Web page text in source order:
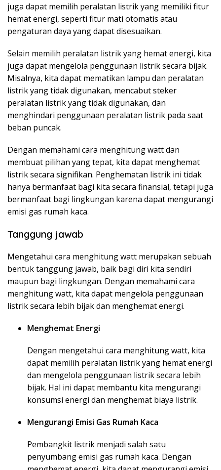
juga dapat memilih peralatan listrik yang memiliki fitur
hemat energi, seperti fitur mati otomatis atau
pengaturan daya yang dapat disesuaikan.
Selain memilih peralatan listrik yang hemat energi, kita
juga dapat mengelola penggunaan listrik secara bijak.
Misalnya, kita dapat mematikan lampu dan peralatan
listrik yang tidak digunakan, mencabut steker
peralatan listrik yang tidak digunakan, dan
menghindari penggunaan peralatan listrik pada saat
beban puncak.
Dengan memahami cara menghitung watt dan
membuat pilihan yang tepat, kita dapat menghemat
listrik secara signifikan. Penghematan listrik ini tidak
hanya bermanfaat bagi kita secara finansial, tetapi juga
bermanfaat bagi lingkungan karena dapat mengurangi
emisi gas rumah kaca.
Tanggung jawab
Mengetahui cara menghitung watt merupakan sebuah
bentuk tanggung jawab, baik bagi diri kita sendiri
maupun bagi lingkungan. Dengan memahami cara
menghitung watt, kita dapat mengelola penggunaan
listrik secara lebih bijak dan menghemat energi.
Menghemat Energi
Dengan mengetahui cara menghitung watt, kita
dapat memilih peralatan listrik yang hemat energi
dan mengelola penggunaan listrik secara lebih
bijak. Hal ini dapat membantu kita mengurangi
konsumsi energi dan menghemat biaya listrik.
Mengurangi Emisi Gas Rumah Kaca
Pembangkit listrik menjadi salah satu
penyumbang emisi gas rumah kaca. Dengan